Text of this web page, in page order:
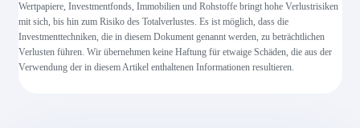
Wertpapiere, Investmentfonds, Immobilien und Rohstoffe bringt hohe Verlustrisiken
mit sich, bis hin zum Risiko des Totalverlustes. Es ist möglich, dass die
Investmenttechniken, die in diesem Dokument genannt werden, zu beträchtlichen
Verlusten führen. Wir übernehmen keine Haftung für etwaige Schäden, die aus der
Verwendung der in diesem Artikel enthaltenen Informationen resultieren.